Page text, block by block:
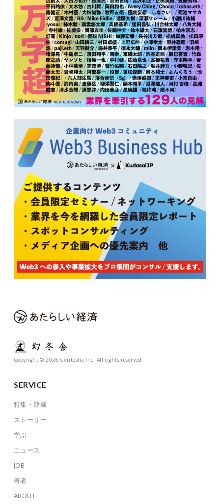
Copyright © 2026 Gentosha Inc. All rights reserved.
SERVICE
特集・連載
ストーリー
学ぶ
ニュース
JOB
著者
ABOUT